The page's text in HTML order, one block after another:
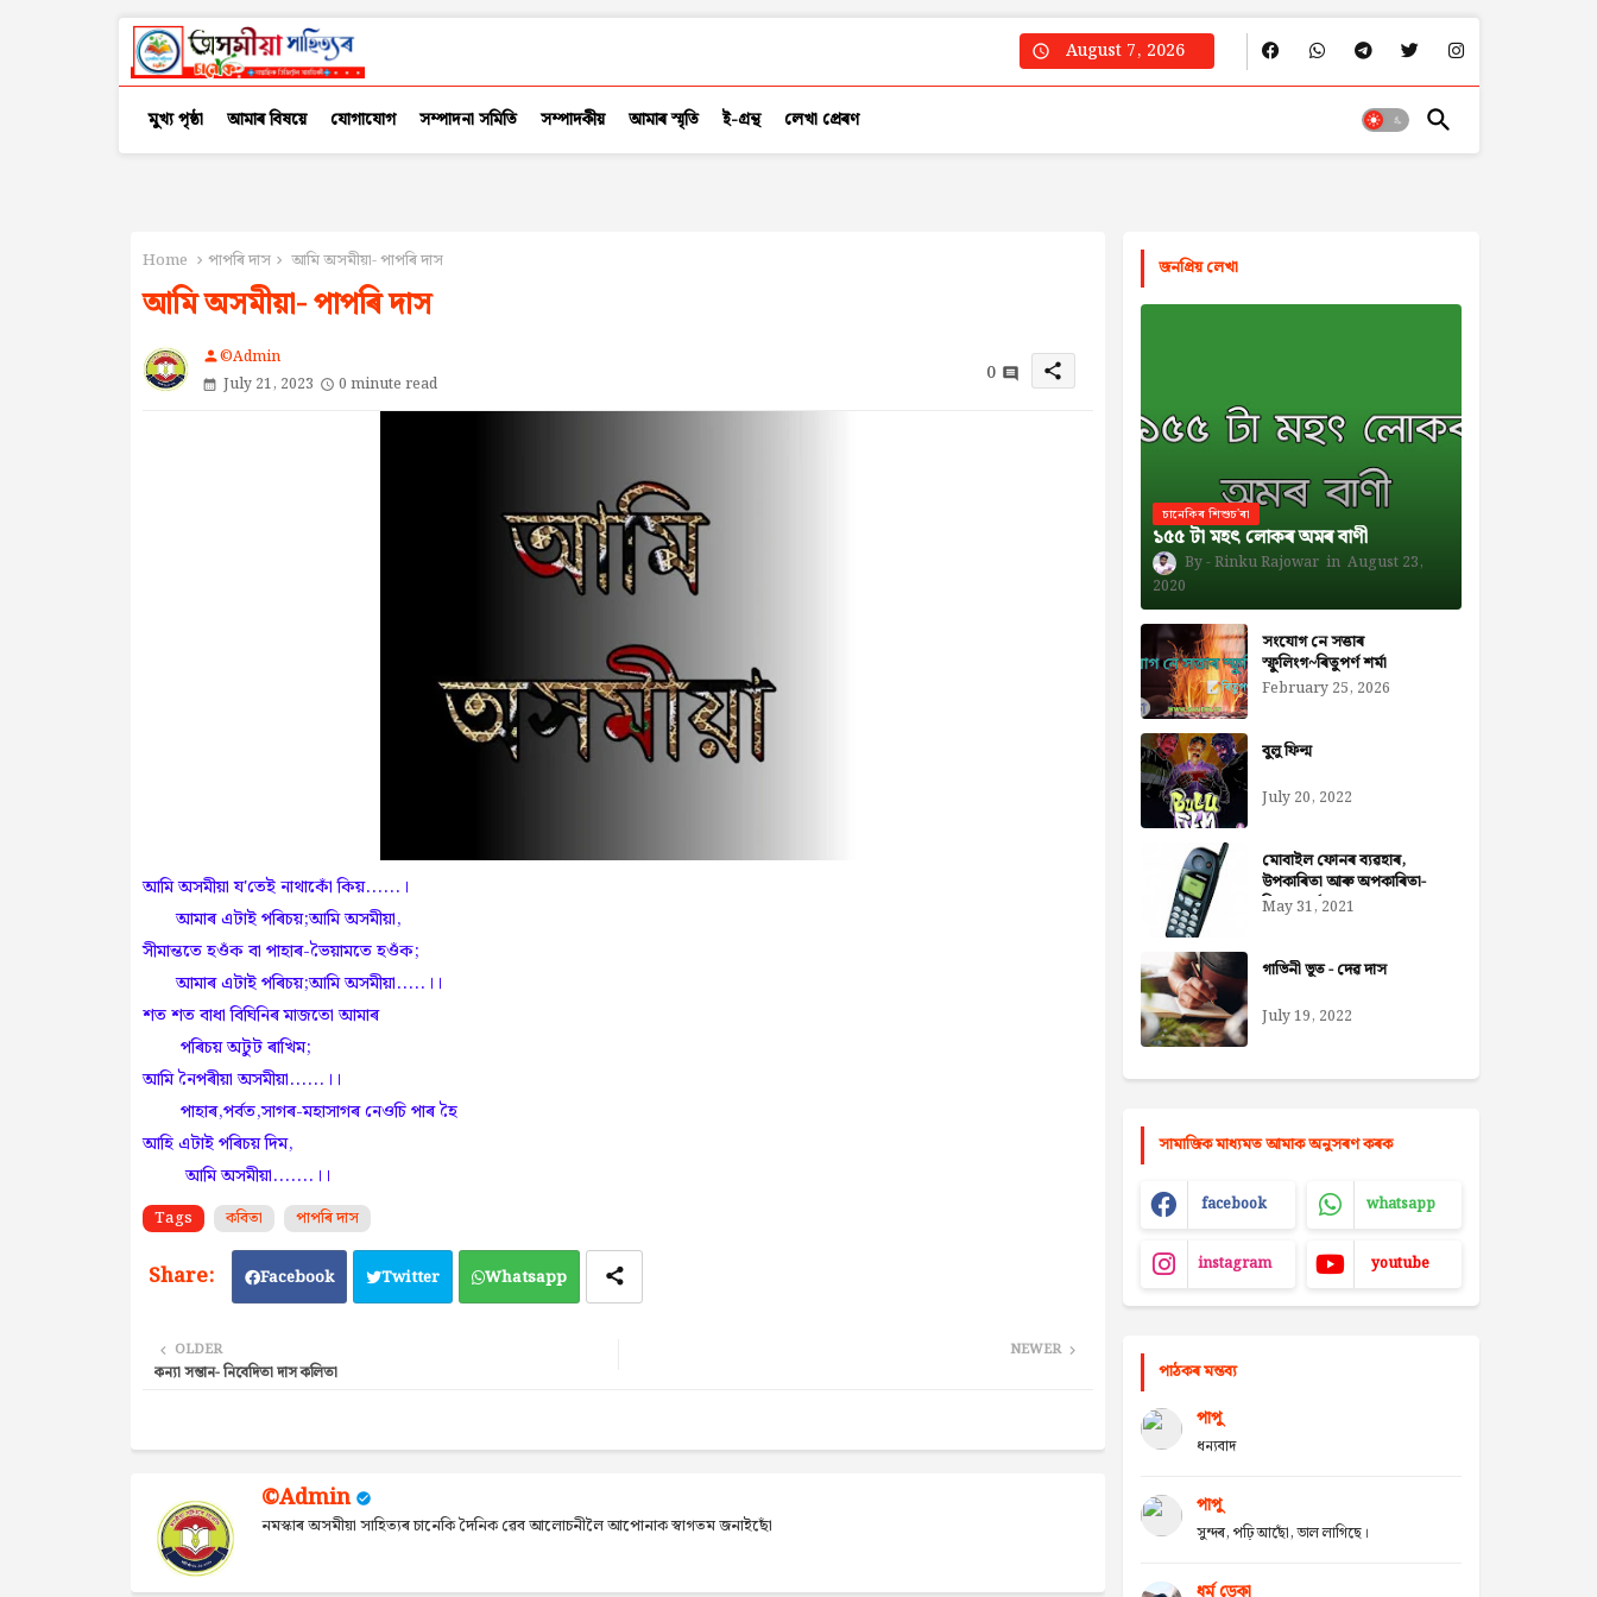
August 7, 2026
মুখ্য পৃষ্ঠা আমাৰ বিষয়ে যোগাযোগ সম্পাদনা সমিতি সম্পাদকীয় আমাৰ স্মৃতি ই-গ্ৰন্থ লেখা প্ৰেৰণ
Home পাপৰি দাস আমি অসমীয়া- পাপৰি দাস
আমি অসমীয়া- পাপৰি দাস
person©Admin
July 21, 2023
0 minute read 0 share
আমি অসমীয়া য'তেই নাথাকোঁ কিয়......।
আমাৰ এটাই পৰিচয়;আমি অসমীয়া,
সীমান্ততে হওঁক বা পাহাৰ-ভৈয়ামতে হওঁক;
আমাৰ এটাই পৰিচয়;আমি অসমীয়া.....।।
শত শত বাধা বিঘিনিৰ মাজতো আমাৰ
পৰিচয় অটুট ৰাখিম;
আমি নৈপৰীয়া অসমীয়া......।।
পাহাৰ,পৰ্বত,সাগৰ-মহাসাগৰ নেওচি পাৰ হৈ
আহি এটাই পৰিচয় দিম,
আমি অসমীয়া.......।।
Tags কবিতা পাপৰি দাস
Facebook Twitter Whatsapp
NEWER
OLDER
কন্যা সন্তান- নিবেদিতা দাস কলিতা
©Admin
নমস্কাৰ অসমীয়া সাহিত্যৰ চানেকি দৈনিক ৱেব আলোচনীলৈ আপোনাক স্বাগতম জনাইছোঁ
জনপ্রিয় লেখা
চানেকিৰ শিশুচ'ৰা
১৫৫ টা মহৎ লোকৰ অমৰ বাণী
Rinku Rajowar
August 23,
2020
সংযোগ নে সত্তাৰ
স্ফুলিংগ~ৰিতুপৰ্ণ শৰ্মা
February 25, 2026
বুলু ফিল্ম
July 20, 2022
মোবাইল ফোনৰ ব্যৱহাৰ,
উপকাৰিতা আৰু অপকাৰিতা-
নিজৰা বৰ্মন ডেকা
May 31, 2021
গাভিনী ভূত - দেৱ দাস
July 19, 2022
সামাজিক মাধ্যমত আমাক অনুসৰণ কৰক
facebook whatsapp
instagram youtube
পাঠকৰ মন্তব্য
পাপু
ধন্যবাদ
পাপু
সুন্দৰ, পঢ়ি আছোঁ, ভাল লাগিছে।